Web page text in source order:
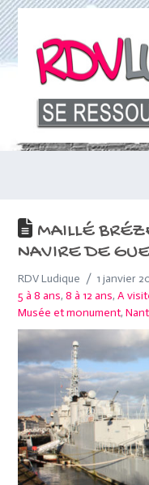
MAILLÉ
NAVIRE DE
RDV Ludique
1 janvier
5 à 8 ans,8 à 12 ans,A
Musée et monument,